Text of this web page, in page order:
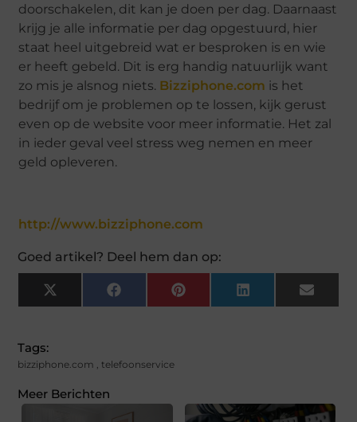
doorschakelen, dit kan je doen per dag. Daarnaast
krijg je alle informatie per dag opgestuurd, hier
staat heel uitgebreid wat er besproken is en wie
er heeft gebeld. Dit is erg handig natuurlijk want
zo mis je alsnog niets. Bizziphone.com is het
bedrijf om je problemen op te lossen, kijk gerust
even op de website voor meer informatie. Het zal
in ieder geval veel stress weg nemen en meer
geld opleveren.
http://www.bizziphone.com
Goed artikel? Deel hem dan op:
X
(Twitter)
Facebook Pinterest LinkedIn Email
Tags:
bizziphone.com telefoonservice
Meer Berichten